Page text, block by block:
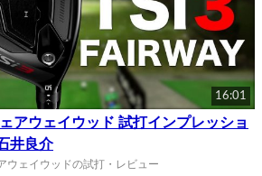
16:01
アウェイウッド 試打インプレッショ
井良介
ウェイウッドの試打・レビュー